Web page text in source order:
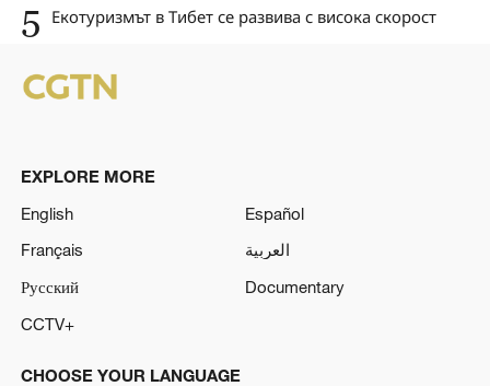
5 Екотуризмът в Тибет се развива с висока скорост
EXPLORE MORE
English
Español
Français
العربية
Русский
Documentary
CCTV+
CHOOSE YOUR LANGUAGE